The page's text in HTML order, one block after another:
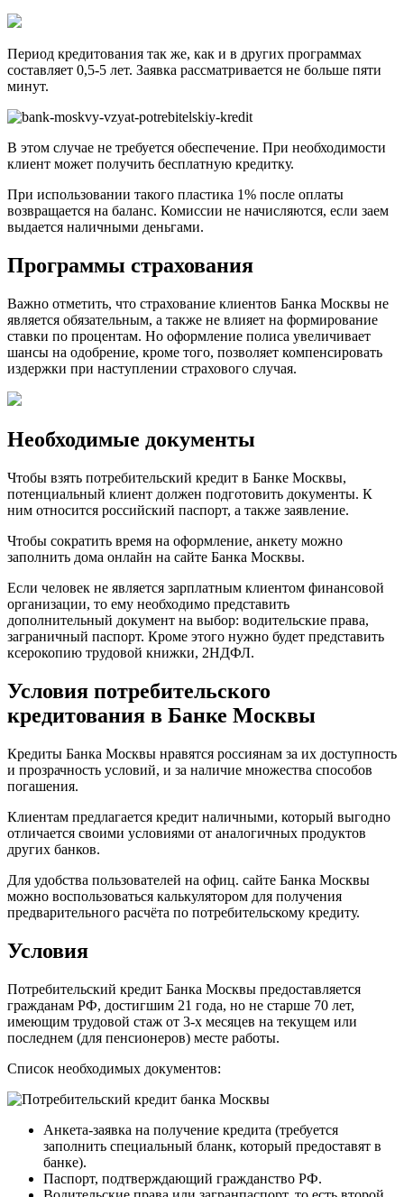
Период кредитования так же, как и в других программах
составляет 0,5-5 лет. Заявка рассматривается не больше пяти
минут.
В этом случае не требуется обеспечение. При необходимости
клиент может получить бесплатную кредитку.
При использовании такого пластика 1% после оплаты
возвращается на баланс. Комиссии не начисляются, если заем
выдается наличными деньгами.
Программы страхования
Важно отметить, что страхование клиентов Банка Москвы не
является обязательным, а также не влияет на формирование
ставки по процентам. Но оформление полиса увеличивает
шансы на одобрение, кроме того, позволяет компенсировать
издержки при наступлении страхового случая.
Необходимые документы
Чтобы взять потребительский кредит в Банке Москвы,
потенциальный клиент должен подготовить документы. К
ним относится российский паспорт, а также заявление.
Чтобы сократить время на оформление, анкету можно
заполнить дома онлайн на сайте Банка Москвы.
Если человек не является зарплатным клиентом финансовой
организации, то ему необходимо представить
дополнительный документ на выбор: водительские права,
заграничный паспорт. Кроме этого нужно будет представить
ксерокопию трудовой книжки, 2НДФЛ.
Условия потребительского
кредитования в Банке Москвы
Кредиты Банка Москвы нравятся россиянам за их доступность
и прозрачность условий, и за наличие множества способов
погашения.
Клиентам предлагается кредит наличными, который выгодно
отличается своими условиями от аналогичных продуктов
других банков.
Для удобства пользователей на офиц. сайте Банка Москвы
можно воспользоваться калькулятором для получения
предварительного расчёта по потребительскому кредиту.
Условия
Потребительский кредит Банка Москвы предоставляется
гражданам РФ, достигшим 21 года, но не старше 70 лет,
имеющим трудовой стаж от 3-х месяцев на текущем или
последнем (для пенсионеров) месте работы.
Список необходимых документов:
Анкета-заявка на получение кредита (требуется
заполнить специальный бланк, который предоставят в
банке).
Паспорт, подтверждающий гражданство РФ.